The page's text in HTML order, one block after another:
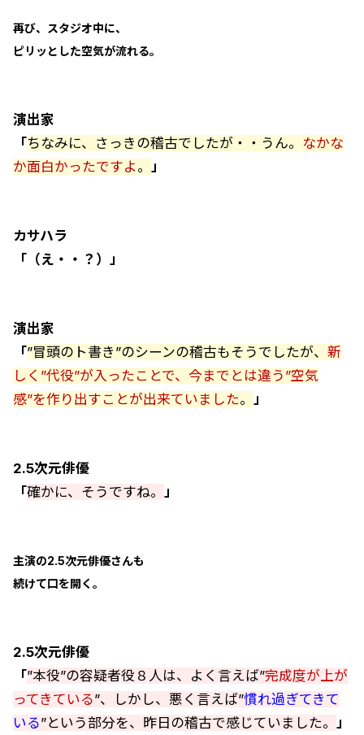
再び、スタジオ中に、
ピリッとした空気が流れる。
演出家
「ちなみに、さっきの稽古でしたが・・うん。 なかな
か面白かったですよ 。 」
カサハラ
「（え・・？）」
演出家
「”冒頭のト書き”のシーンの稽古もそうでしたが、 新
しく”代役”が入ったことで、今までとは違う”空気
感”を作り出すことが出来ていました。 」
2.5次元俳優
「確かに、そうですね。 」
主演の2.5次元俳優さんも
続けて口を開く。
2.5次元俳優
「”本役”の容疑者役８人は、よく言えば”完成度が上が
ってきている”、しかし、悪く言えば”慣れ過ぎてきて
いる”という部分を、昨日の稽古で感じていました。 」